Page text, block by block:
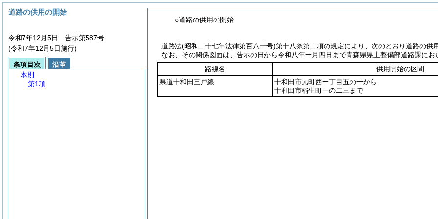
○道路の供用の開始
道路法(昭和二十七年法律第百八十号)第十八条第二項の規定により、次のとおり道路の供
なお、その関係図面は、告示の日から令和八年一月四日まで青森県県土整備部道路課に
路線名
供用開始の区間
県道十和田三戸線
十和田市元町西一丁目五の一から
十和田市稲生町一の二三まで
道路の供用の開始
令和7年12月5日 告示第587号
(令和7年12月5日施行)
条項目次
沿革
本則
第1項